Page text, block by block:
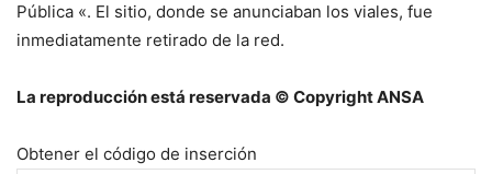
Pública «. El sitio, donde se anunciaban los viales, fue
inmediatamente retirado de la red.
La reproducción está reservada © Copyright ANSA
Obtener el código de inserción